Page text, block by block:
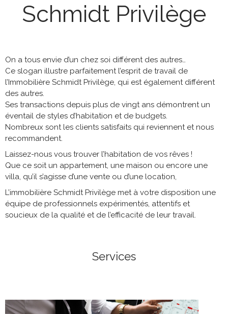
Schmidt Privilège
On a tous envie d’un chez soi différent des autres…
Ce slogan illustre parfaitement l’esprit de travail de
l’Immobilière Schmidt Privilège, qui est également différent
des autres.
Ses transactions depuis plus de vingt ans démontrent un
éventail de styles d’habitation et de budgets.
Nombreux sont les clients satisfaits qui reviennent et nous
recommandent.
Laissez-nous vous trouver l’habitation de vos rêves !
Que ce soit un appartement, une maison ou encore une
villa, qu’il s’agisse d’une vente ou d’une location,
L’immobilière Schmidt Privilège met à votre disposition une
équipe de professionnels expérimentés, attentifs et
soucieux de la qualité et de l’efficacité de leur travail.
Services